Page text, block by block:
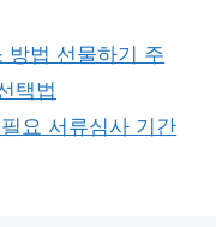
방법 선물하기 주
택법
요 서류심사 기간